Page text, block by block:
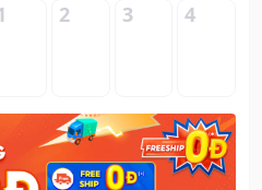
2 3 4